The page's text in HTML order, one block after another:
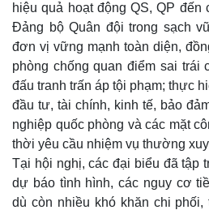
Thế giới
Quan sát
Cuộc sống đó đây
Hồ sơ
hiệu quả hoạt động QS, QP
Đảng bộ Quân đội trong sạch
đơn vị vững mạnh toàn diện,
phòng chống quan điểm sai trái
đấu tranh trấn áp tội phạm; thực
đầu tư, tài chính, kinh tế, bảo
nghiệp quốc phòng và các mặt
thời yêu cầu nhiệm vụ thường
Tại hội nghị, các đại biểu đã tập
dự báo tình hình, các nguy cơ
dù còn nhiều khó khăn chi phối,